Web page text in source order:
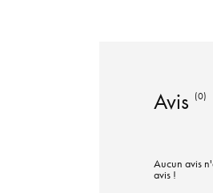
Avis (0)
Aucun avis
avis !